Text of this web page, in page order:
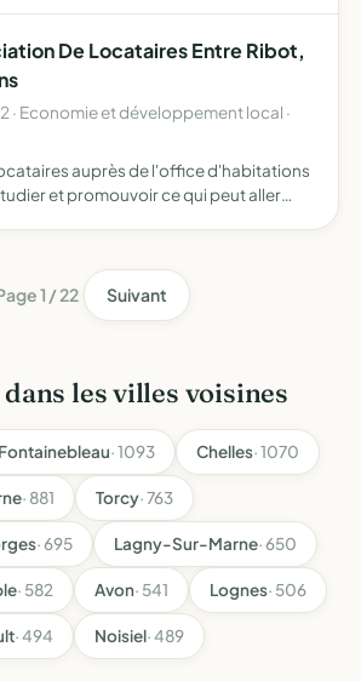
De Locataires Entre Ribot,
· Economie et développement local ·
auprès de l'office d'habitations
et promouvoir ce qui peut aller
1 / 22 Suivant
les villes voisines
Fontainebleau· 1093 Chelles· 1070
· 881 Torcy· 763
· 695 Lagny-Sur-Marne· 650
· 582 Avon· 541 Lognes· 506
· 494 Noisiel· 489